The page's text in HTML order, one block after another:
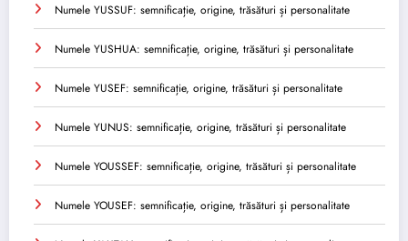
Numele YUSSUF: semnificație, origine, trăsături și personalitate
Numele YUSHUA: semnificație, origine, trăsături și personalitate
Numele YUSEF: semnificație, origine, trăsături și personalitate
Numele YUNUS: semnificație, origine, trăsături și personalitate
Numele YOUSSEF: semnificație, origine, trăsături și personalitate
Numele YOUSEF: semnificație, origine, trăsături și personalitate